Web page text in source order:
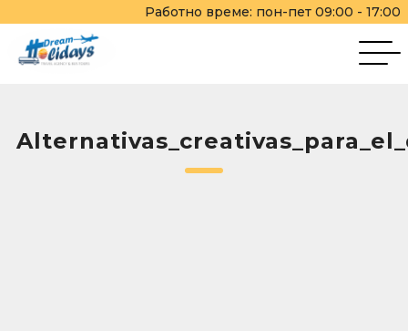
Работно време: пон-пет 09:00 - 17:00